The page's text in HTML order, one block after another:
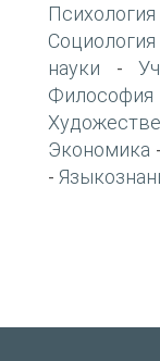
Психология
Социология
науки -
Философия
Экономика -
-